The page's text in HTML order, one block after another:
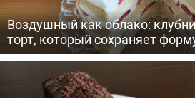
Воздушный как облако:
торт, который сохраняет